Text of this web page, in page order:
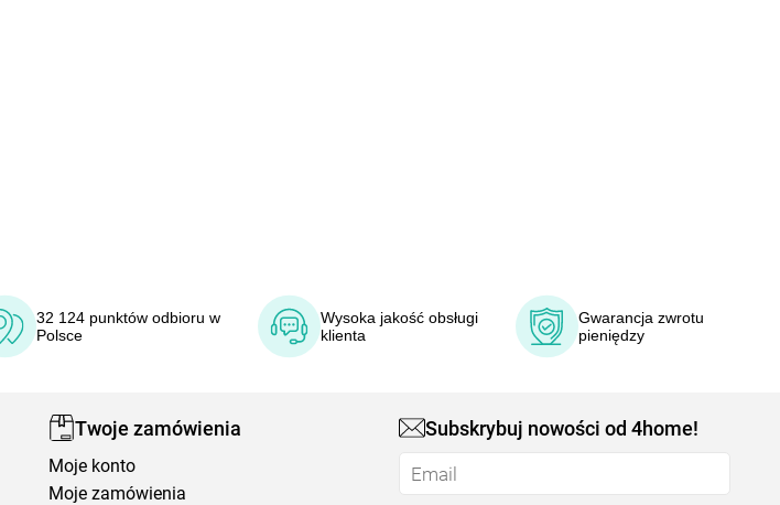
32 124 punktów odbioru w
Polsce
Wysoka jakość obsługi
klienta
Gwarancja zwrotu
pieniędzy
Twoje zamówienia
Moje konto
Moje zamówienia
Subskrybuj nowości od 4home!